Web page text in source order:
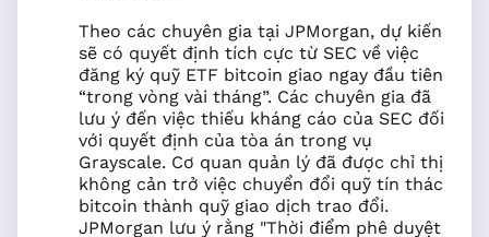
Theo các chuyên gia tại JPMorgan, dự kiến
sẽ có quyết định tích cực từ SEC về việc
đăng ký quỹ ETF bitcoin giao ngay đầu tiên
“trong vòng vài tháng”. Các chuyên gia đã
lưu ý đến việc thiếu kháng cáo của SEC đối
với quyết định của tòa án trong vụ
Grayscale. Cơ quan quản lý đã được chỉ thị
không cản trở việc chuyển đổi quỹ tín thác
bitcoin thành quỹ giao dịch trao đổi.
JPMorgan lưu ý rằng "Thời điểm phê duyệt